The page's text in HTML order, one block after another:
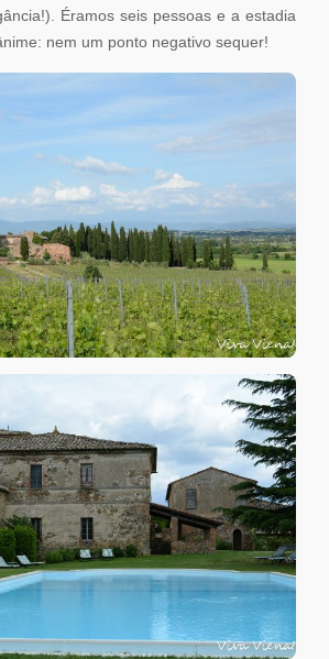
Éramos seis pessoas e a estadia
nem um ponto negativo sequer!